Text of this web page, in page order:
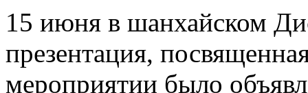
15 июня в шанхайском
презентация,
мероприятии было